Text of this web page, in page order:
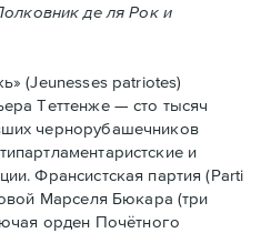
де ля Рок и
(Jeunesses patriotes)
Тeттенже — cто тысяч
чернорубашечников
и
Франсистская партия (Parti
Марселя Бюкара (три
орден Почётного